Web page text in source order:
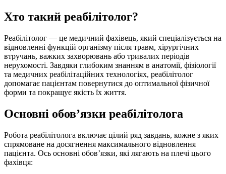
Хто такий реабілітолог?
Реабілітолог — це медичний фахівець, який спеціалізується на
відновленні функцій організму після травм, хірургічних
втручань, важких захворювань або тривалих періодів
нерухомості. Завдяки глибоким знанням в анатомії, фізіології
та медичних реабілітаційних технологіях, реабілітолог
допомагає пацієнтам повернутися до оптимальної фізичної
форми та покращує якість їх життя.
Основні обов’язки реабілітолога
Робота реабілітолога включає цілий ряд завдань, кожне з яких
спрямоване на досягнення максимального відновлення
пацієнта. Ось основні обов’язки, які лягають на плечі цього
фахівця: